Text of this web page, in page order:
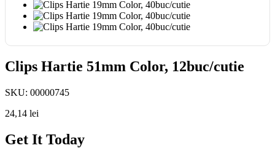
Clips Hartie 51mm Color, 12buc/cutie
SKU: 00000745
24,14 lei
Get It Today